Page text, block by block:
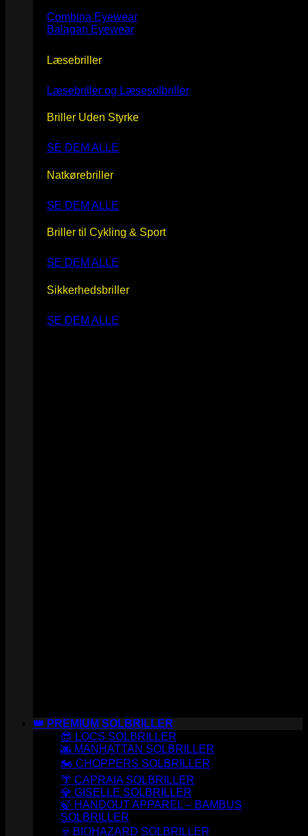
Combina Eyewear
Balagan Eyewear
Læsebriller
Læsebriller og Læsesolbriller
Briller Uden Styrke
SE DEM ALLE
Natkørebriller
SE DEM ALLE
Briller til Cykling & Sport
SE DEM ALLE
Sikkerhedsbriller
SE DEM ALLE
👑 PREMIUM SOLBRILLER
😎 LOCS SOLBRILLER
🌆 MANHATTAN SOLBRILLER
🏍️ CHOPPERS SOLBRILLER
🌴 CAPRAIA SOLBRILLER
💎 GISELLE SOLBRILLER
🍃 HANDOUT APPAREL – BAMBUS
SOLBRILLER
☣️ BIOHAZARD SOLBRILLER